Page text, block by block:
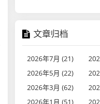
文章归档
2026年7月 (21)
2026年5月 (22)
2026年3月 (62)
2026年1月 (51)